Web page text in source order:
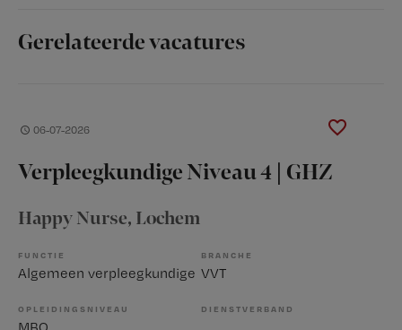
Gerelateerde vacatures
06-07-2026
Verpleegkundige Niveau 4 | GHZ
Happy Nurse, Lochem
FUNCTIE
Algemeen verpleegkundige
BRANCHE
VVT
OPLEIDINGSNIVEAU DIENSTVERBAND